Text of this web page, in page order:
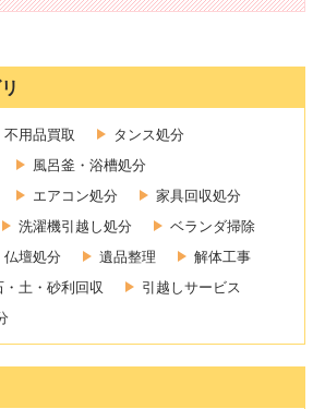
不用品買取
タンス処分
風呂釜・浴槽処分
エアコン処分
家具回収処分
洗濯機引越し処分
ベランダ掃除
仏壇処分 遺品整理
解体工事
・土・砂利回収
引越しサービス